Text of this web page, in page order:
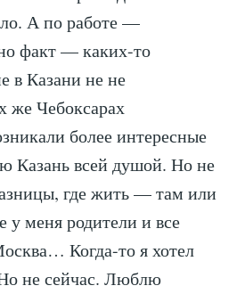
А по работе —
факт — каких-то
в Казани не не
же Чебоксарах
более интересные
Казань всей душой. Но не
где жить — там или
у меня родители и все
Когда-то я хотел
не сейчас. Люблю